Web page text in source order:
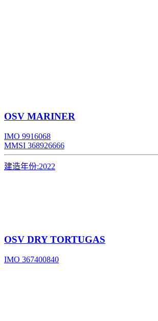
OSV MARINER
IMO 9916068
MMSI 368926666
建造年份:2022
OSV DRY TORTUGAS
IMO 367400840